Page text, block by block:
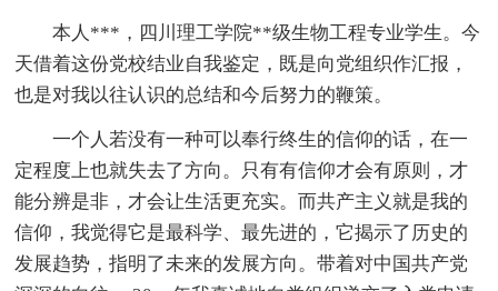
本人***，四川理工学院**级生物工程专业学生。今
天借着这份党校结业自我鉴定，既是向党组织作汇报，
也是对我以往认识的总结和今后努力的鞭策。
一个人若没有一种可以奉行终生的信仰的话，在一
定程度上也就失去了方向。只有有信仰才会有原则，才
能分辨是非，才会让生活更充实。而共产主义就是我的
信仰，我觉得它是最科学、最先进的，它揭示了历史的
发展趋势，指明了未来的发展方向。带着对中国共产党